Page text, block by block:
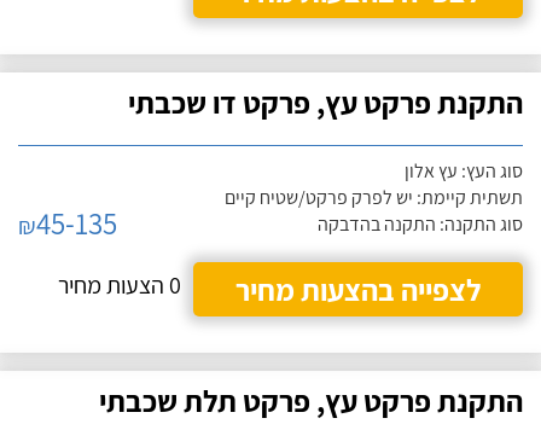
התקנת פרקט עץ, פרקט דו שכבתי
סוג העץ: עץ אלון
תשתית קיימת: יש לפרק פרקט/שטיח קיים
סוג התקנה: התקנה בהדבקה
₪45-135
לצפייה בהצעות מחיר
0 הצעות מחיר
התקנת פרקט עץ, פרקט תלת שכבתי